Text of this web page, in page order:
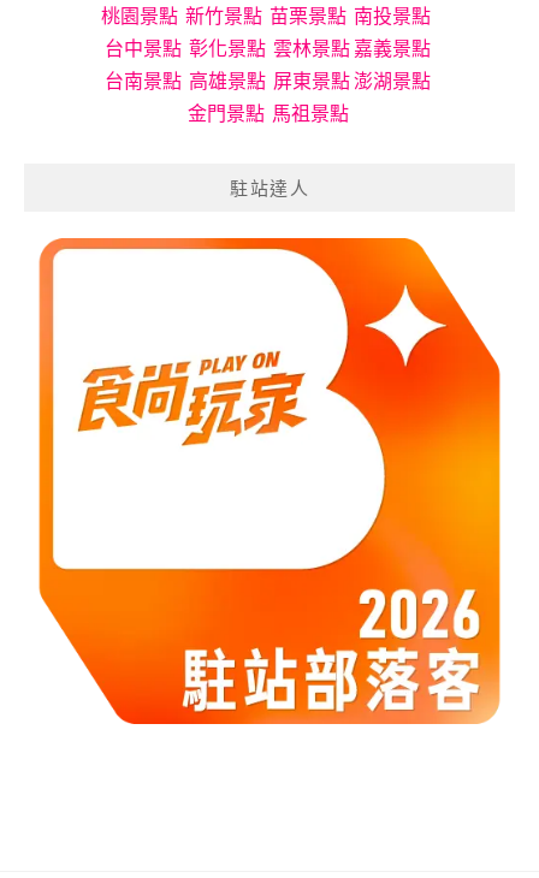
桃園景點 新竹景點 苗栗景點 南投景點
台中景點 彰化景點 雲林景點嘉義景點
台南景點 高雄景點 屏東景點澎湖景點
金門景點 馬祖景點
駐站達人